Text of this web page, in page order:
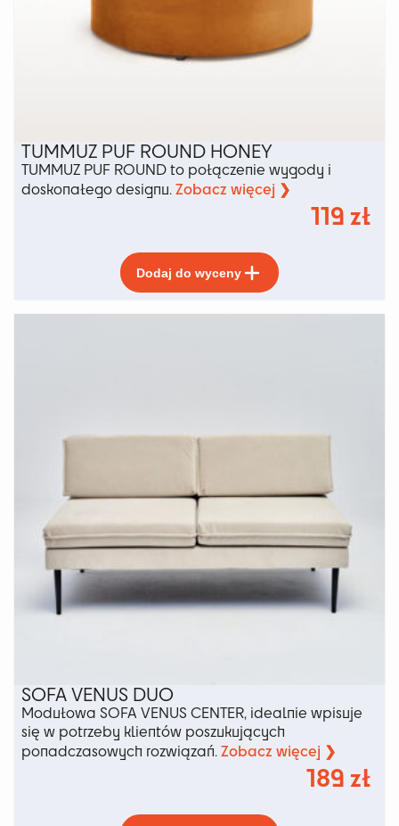
TUMMUZ PUF ROUND HONEY
TUMMUZ PUF ROUND to połączenie wygody i
doskonałego designu.Zobacz więcej ❯
119 zł
Dodaj do wyceny
produkt
ma
wiele
produktu
SOFA VENUS DUO
Modułowa SOFA VENUS CENTER, idealnie wpisuje
się w potrzeby klientów poszukujących
ponadczasowych rozwiązań. Zobacz więcej ❯
189 zł